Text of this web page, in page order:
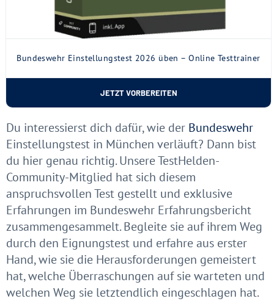
Bundeswehr Einstellungstest 2026 üben – Online Testtrainer
JETZT VORBEREITEN
Du interessierst dich dafür, wie der Bundeswehr
Einstellungstest in München verläuft? Dann bist
du hier genau richtig. Unsere TestHelden-
Community-Mitglied hat sich diesem
anspruchsvollen Test gestellt und exklusive
Erfahrungen im Bundeswehr Erfahrungsbericht
zusammengesammelt. Begleite sie auf ihrem Weg
durch den Eignungstest und erfahre aus erster
Hand, wie sie die Herausforderungen gemeistert
hat, welche Überraschungen auf sie warteten und
welchen Weg sie letztendlich eingeschlagen hat.